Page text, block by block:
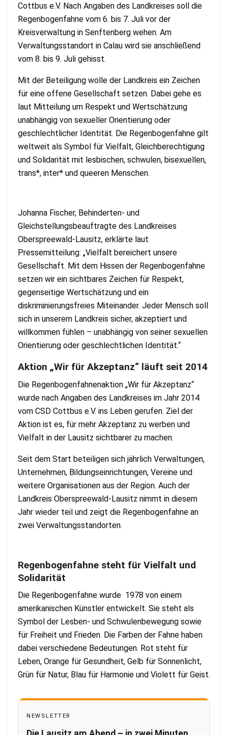
Cottbus e.V. Nach Angaben des Landkreises soll die
Regenbogenfahne vom 6. bis 7. Juli vor der
Kreisverwaltung in Senftenberg wehen. Am
Verwaltungsstandort in Calau wird sie anschließend
vom 8. bis 9. Juli gehisst.
Mit der Beteiligung wolle der Landkreis ein Zeichen
für eine offene Gesellschaft setzen. Dabei gehe es
laut Mitteilung um Respekt und Wertschätzung
unabhängig von sexueller Orientierung oder
geschlechtlicher Identität. Die Regenbogenfahne gilt
weltweit als Symbol für Vielfalt, Gleichberechtigung
und Solidarität mit lesbischen, schwulen, bisexuellen,
trans*, inter* und queeren Menschen.
Johanna Fischer, Behinderten- und
Gleichstellungsbeauftragte des Landkreises
Oberspreewald-Lausitz, erklärte laut
Pressemitteilung: „Vielfalt bereichert unsere
Gesellschaft. Mit dem Hissen der Regenbogenfahne
setzen wir ein sichtbares Zeichen für Respekt,
gegenseitige Wertschätzung und ein
diskriminierungsfreies Miteinander. Jeder Mensch soll
sich in unserem Landkreis sicher, akzeptiert und
willkommen fühlen – unabhängig von seiner sexuellen
Orientierung oder geschlechtlichen Identität.“
Aktion „Wir für Akzeptanz“ läuft seit 2014
Die Regenbogenfahnenaktion „Wir für Akzeptanz“
wurde nach Angaben des Landkreises im Jahr 2014
vom CSD Cottbus e.V. ins Leben gerufen. Ziel der
Aktion ist es, für mehr Akzeptanz zu werben und
Vielfalt in der Lausitz sichtbarer zu machen.
Seit dem Start beteiligen sich jährlich Verwaltungen,
Unternehmen, Bildungseinrichtungen, Vereine und
weitere Organisationen aus der Region. Auch der
Landkreis Oberspreewald-Lausitz nimmt in diesem
Jahr wieder teil und zeigt die Regenbogenfahne an
zwei Verwaltungsstandorten.
Regenbogenfahne steht für Vielfalt und
Solidarität
Die Regenbogenfahne wurde 1978 von einem
amerikanischen Künstler entwickelt. Sie steht als
Symbol der Lesben- und Schwulenbewegung sowie
für Freiheit und Frieden. Die Farben der Fahne haben
dabei verschiedene Bedeutungen. Rot steht für
Leben, Orange für Gesundheit, Gelb für Sonnenlicht,
Grün für Natur, Blau für Harmonie und Violett für Geist.
NEWSLETTER